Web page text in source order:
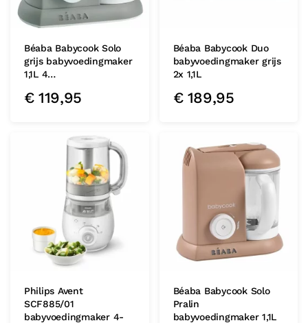
Béaba Babycook Solo
grijs babyvoedingmaker
1,1L 4…
€119,95
Béaba Babycook Duo
babyvoedingmaker grijs
2x 1,1L
€189,95
Philips Avent
SCF885/01
babyvoedingmaker 4-
Béaba Babycook Solo
Pralin
babyvoedingmaker 1,1L